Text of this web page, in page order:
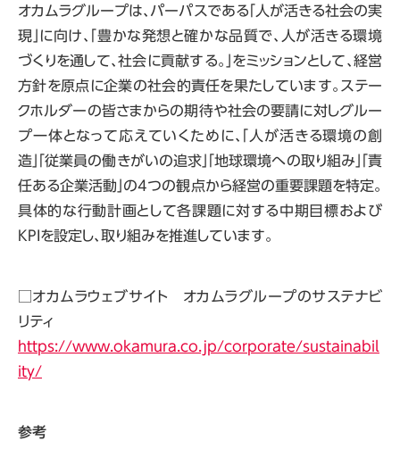
オカムラグループは、パーパスである「人が活きる社会の実
現」に向け、「豊かな発想と確かな品質で、人が活きる環境
づくりを通して、社会に貢献する。」をミッションとして、経営
方針を原点に企業の社会的責任を果たしています。ステー
クホルダーの皆さまからの期待や社会の要請に対しグルー
プ一体となって応えていくために、「人が活きる環境の創
造」「従業員の働きがいの追求」「地球環境への取り組み」「責
任ある企業活動」の4つの観点から経営の重要課題を特定。
具体的な行動計画として各課題に対する中期目標および
KPIを設定し、取り組みを推進しています。
□オカムラウェブサイト オカムラグループのサステナビ
リティ
https://www.okamura.co.jp/corporate/sustainabil
ity/
参考